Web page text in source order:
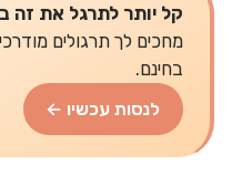
קל יותר לתרגל את זה
בחינם.
לנסות עכשיו ←